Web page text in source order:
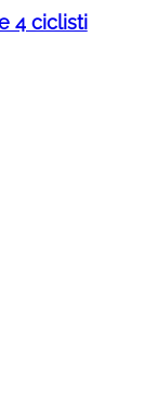
4 ciclisti